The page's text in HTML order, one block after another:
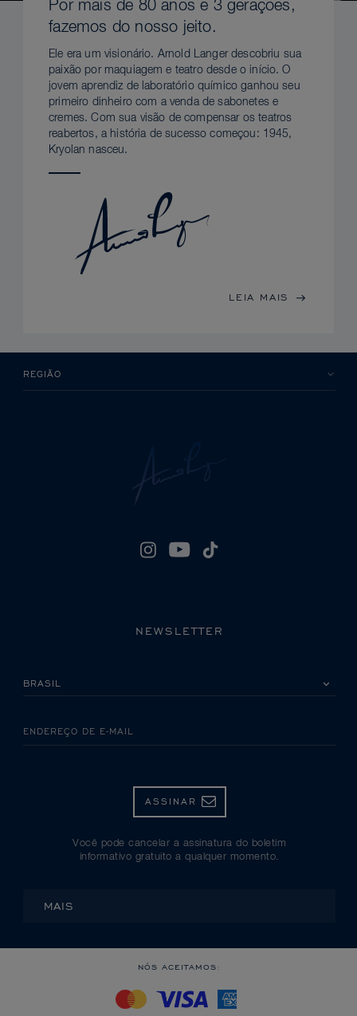
Por mais de 80 anos e 3 gerações,
fazemos do nosso jeito.
Ele era um visionário. Arnold Langer descobriu sua
paixão por maquiagem e teatro desde o início. O
jovem aprendiz de laboratório químico ganhou seu
primeiro dinheiro com a venda de sabonetes e
cremes. Com sua visão de compensar os teatros
reabertos, a história de sucesso começou: 1945,
Kryolan nasceu.
LEIA MAIS
REGIÃO
NEWSLETTER
ENDEREÇO DE E-MAIL
ASSINAR
Você pode cancelar a assinatura do boletim
informativo gratuito a qualquer momento.
MAIS
NÓS ACEITAMOS: